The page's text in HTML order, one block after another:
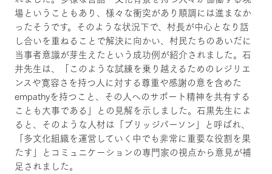
場ということもあり、様々な衝突があり順調には進まなか
ったそうです。そのような状況下で、村長が中心となり話
し合いを重ねることで解決に向かい、村民たちのあいだに
当事者意識が芽生えたという成功例が紹介されました。石
井先生は、「このような試練を乗り越えるためのレジリエ
ンスや寛容さを持つ人に対する尊重や感謝の意を含めた
empathyを持つこと、その人へのサポート精神を共有する
ことも大事である」との見解を示しました。石黒先生によ
ると、そのような人材は「ブリッジパーソン」と呼ばれ、
「多文化組織を運営していく中でも非常に重要な役割を果
たす」とコミュニケーションの専門家の視点から意見が補
足されました。